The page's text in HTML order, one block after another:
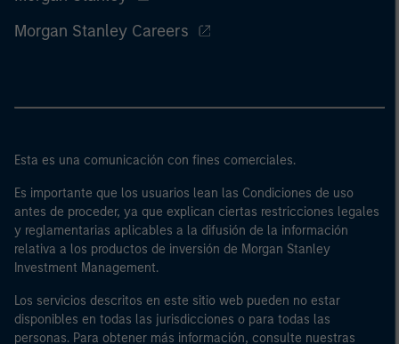
Morgan Stanley Careers
Esta es una comunicación con fines comerciales.
Es importante que los usuarios lean las Condiciones de uso
antes de proceder, ya que explican ciertas restricciones legales
y reglamentarias aplicables a la difusión de la información
relativa a los productos de inversión de Morgan Stanley
Investment Management.
Los servicios descritos en este sitio web pueden no estar
disponibles en todas las jurisdicciones o para todas las
personas. Para obtener más información, consulte nuestras